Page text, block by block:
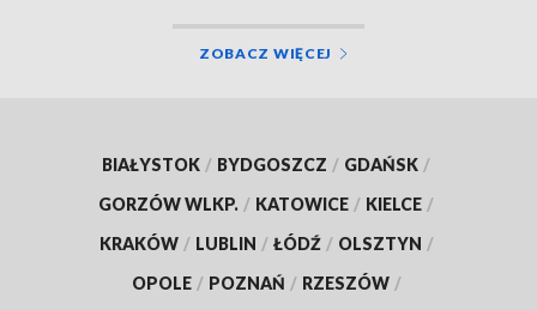
ZOBACZ WIĘCEJ
BIAŁYSTOK / BYDGOSZCZ / GDAŃSK /
GORZÓW WLKP. / KATOWICE / KIELCE /
KRAKÓW / LUBLIN / ŁÓDŹ / OLSZTYN /
OPOLE / POZNAŃ / RZESZÓW /